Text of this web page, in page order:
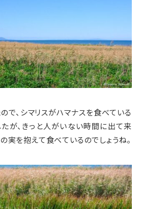
で、シマリスがハマナスを食べている
が、きっと人がいない時間に出て来
実を抱えて食べているのでしょうね。